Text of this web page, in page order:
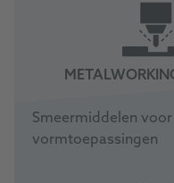
Smeermiddelen
vormtoepassingen